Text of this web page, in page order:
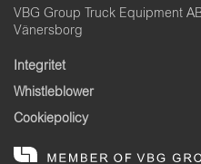
VBG Group Truck Equipment
Vänersborg
Integritet
Whistleblower
Cookiepolicy